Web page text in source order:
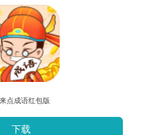
点成语红包版
下载